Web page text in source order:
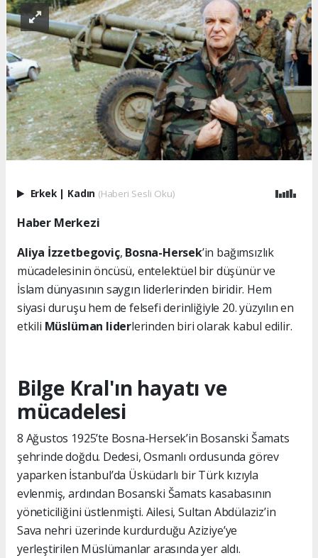
Erkek | Kadın (Haberi Sesli Oku)
Haber Merkezi
Aliya İzzetbegoviç, Bosna-Hersek’in bağımsızlık
mücadelesinin öncüsü, entelektüel bir düşünür ve
İslam dünyasının saygın liderlerinden biridir. Hem
siyasi duruşu hem de felsefi derinliğiyle 20. yüzyılın en
etkili Müslüman liderlerinden biri olarak kabul edilir.
Bilge Kral'ın hayatı ve
mücadelesi
8 Ağustos 1925’te Bosna-Hersek’in Bosanski Šamats
şehrinde doğdu. Dedesi, Osmanlı ordusunda görev
yaparken İstanbul’da Üsküdarlı bir Türk kızıyla
evlenmiş, ardından Bosanski Šamats kasabasının
yöneticiliğini üstlenmişti. Ailesi, Sultan Abdülaziz’in
Sava nehri üzerinde kurdurduğu Aziziye’ye
yerleştirilen Müslümanlar arasında yer aldı.